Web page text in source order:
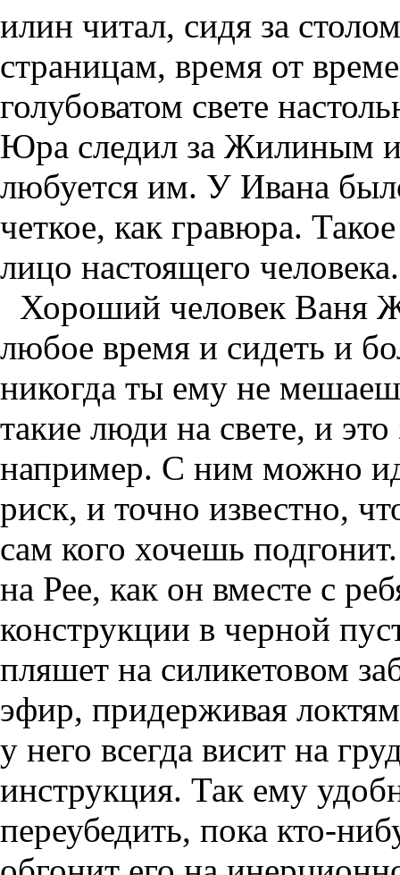
илин читал, сидя за
страницам, время от
голубоватом свете
Юра следил за Жилиным и
любуется им. У Ивана
четкое, как гравюра.
лицо настоящего человека.
Хороший человек Ваня
любое время и сидеть и
никогда ты ему не
такие люди на свете, и
например. С ним можно
риск, и точно известно,
сам кого хочешь
на Рее, как он вместе с
конструкции в черной
пляшет на силикетовом
эфир, придерживая
у него всегда висит на
инструкция. Так ему
переубедить, пока кто-